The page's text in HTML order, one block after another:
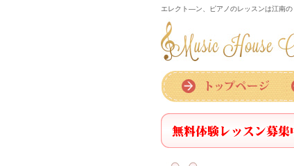
エレクト―ン、ピアノのレッスンは江南